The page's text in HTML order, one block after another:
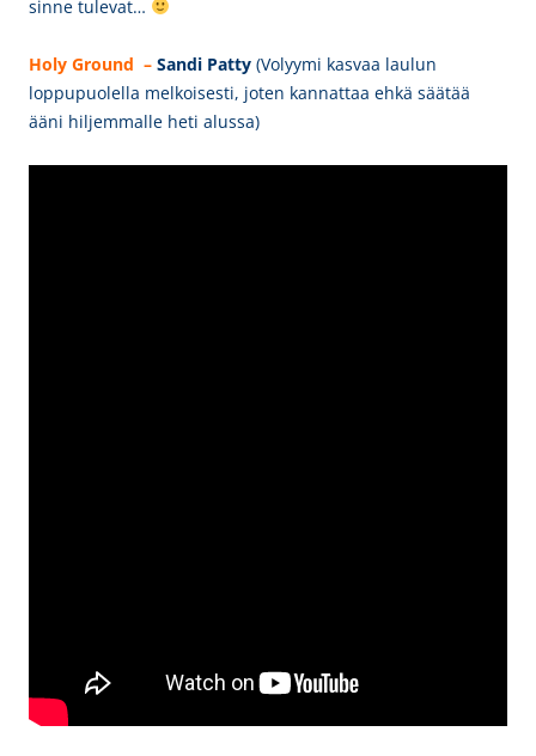
sinne tulevat…
Holy Ground – Sandi Patty (Volyymi kasvaa laulun
loppupuolella melkoisesti, joten kannattaa ehkä säätää
ääni hiljemmalle heti alussa)